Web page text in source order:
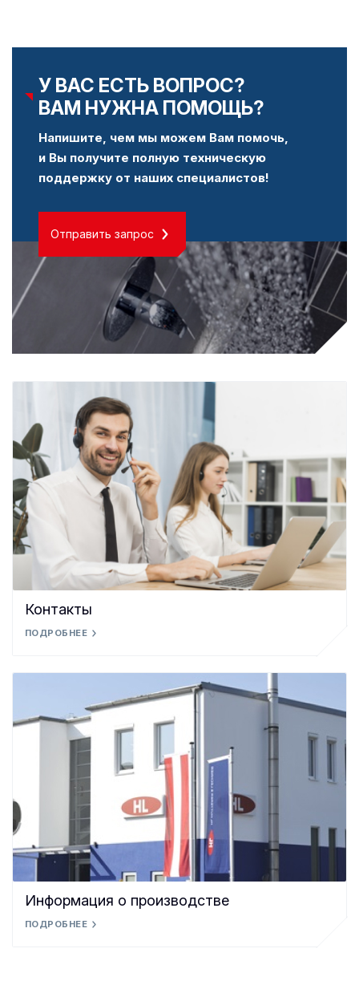
У ВАС ЕСТЬ ВОПРОС?
ВАМ НУЖНА ПОМОЩЬ?
Напишите, чем мы можем Вам помочь,
и Вы получите полную техническую
поддержку от наших специалистов!
Отправить запрос
Контакты
ПОДРОБНЕЕ
Информация о производстве
ПОДРОБНЕЕ